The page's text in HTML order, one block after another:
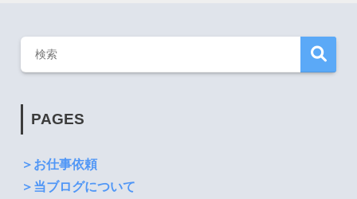
PAGES
＞お仕事依頼
＞当ブログについて